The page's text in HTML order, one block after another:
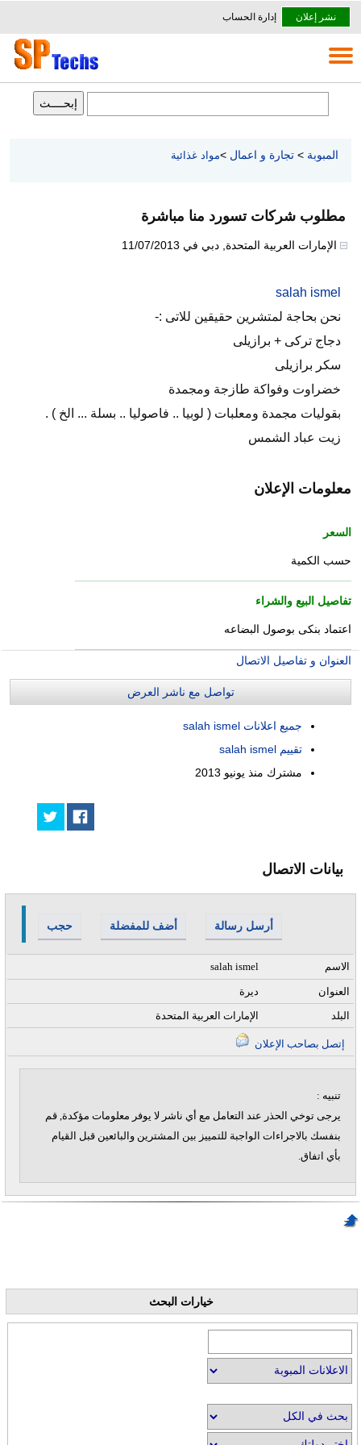
نشر إعلان إدارة الحساب
المبوبة > تجارة و اعمال >مواد غذائية
مطلوب شركات تسورد منا مباشرة
الإمارات العربية المتحدة ,دبي في 11/07/2013
salah ismel
نحن بحاجة لمتشرين حقيقين للاتى :-
دجاج تركى + برازيلى
سكر برازيلى
خضراوت وفواكة طازجة ومجمدة
بقوليات مجمدة ومعلبات ( لوبيا .. فاصوليا .. بسلة ... الخ ) .
زيت عباد الشمس
معلومات الإعلان
السعر
حسب الكمية
تفاصيل البيع والشراء
اعتماد بنكى بوصول البضاعه
العنوان و تفاصيل الاتصال
تواصل مع ناشر العرض
جميع اعلانات salah ismel
تقييم salah ismel
مشترك منذ يونيو 2013
بيانات الاتصال
حجب أضف للمفضلة أرسل رسالة
salah ismel الاسم
ديرة
العنوان
الإمارات العربية المتحدة
البلد
تنبيه :
يرجى توخي الحذر عند التعامل مع أي ناشر لا يوفر معلومات مؤكدة, قم
بنفسك بالاجراءات الواجبة للتمييز بين المشترين والبائعين قبل القيام
بأي اتفاق.
خيارات البحث